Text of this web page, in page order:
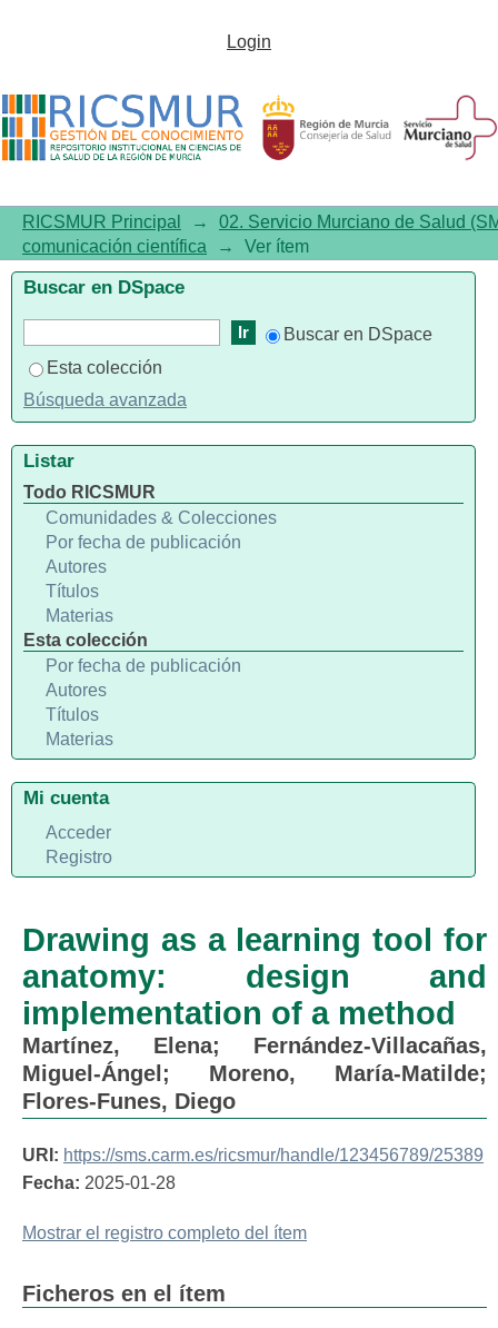
Drawing as a learning tool for
implementation of a method
Login
RICSMUR Principal →
02. Servicio Murciano de Salud
comunicación científica
→ Ver ítem
Drawing as a learning tool for
anatomy: design and
implementation of a method
Martínez, Elena; Fernández-Villacañas,
Miguel-Ángel ; Moreno, María-Matilde;
Flores-Funes, Diego
URI: https://sms.carm.es/ricsmur/handle/123456789/25389
Fecha: 2025-01-28
Mostrar el registro completo del ítem
Ficheros en el ítem
Buscar en DSpace
Buscar en DSpace
Esta colección
Búsqueda avanzada
Listar
Todo RICSMUR
Comunidades & Colecciones
Por fecha de publicación
Autores
Títulos
Materias
Esta colección
Por fecha de publicación
Autores
Títulos
Materias
Mi cuenta
Acceder
Registro